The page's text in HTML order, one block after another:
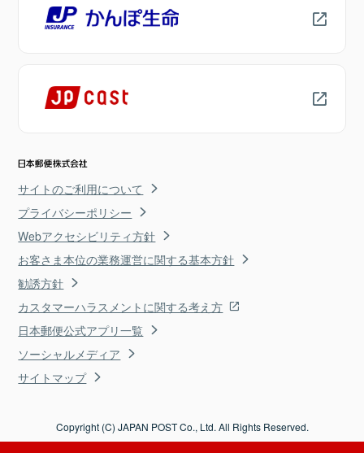
サイトのご利用について
プライバシーポリシー
Webアクセシビリティ方針
お客さま本位の業務運営に関する基本方針
勧誘方針
カスタマーハラスメントに関する考え方
日本郵便公式アプリ一覧
ソーシャルメディア
サイトマップ
Copyright (C) JAPAN POST Co., Ltd. All Rights Reserved.